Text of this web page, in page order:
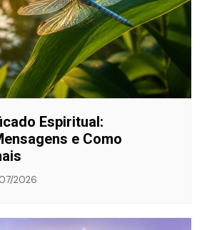
Espiritual:
e Como
2026